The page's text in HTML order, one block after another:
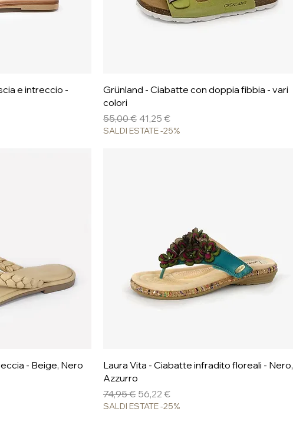
e intreccio -
Vista rapida
Grünland - Ciabatte con doppia fibbia - vari
colori
Prezzo regolare
55,00 € Prezzo scontato
41,25 €
SALDI ESTATE -25%
- Beige, Nero
Vista rapida
Laura Vita - Ciabatte infradito floreali - Nero,
Azzurro
Prezzo regolare
74,95 € Prezzo scontato
56,22 €
SALDI ESTATE -25%